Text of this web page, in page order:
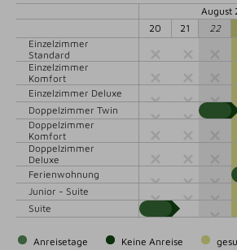
August
20
21 22
Einzelzimmer
Standard
Einzelzimmer
Komfort
Einzelzimmer Deluxe
Doppelzimmer Twin
Doppelzimmer
Komfort
Doppelzimmer
Deluxe
Ferienwohnung
Junior - Suite
Suite
Anreisetage Keine Anreise